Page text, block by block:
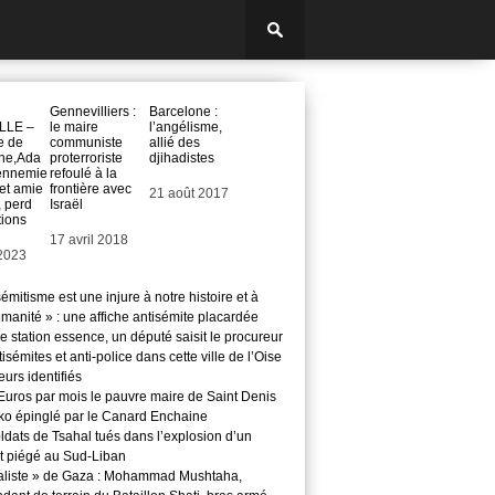
–
de
amie
perd
Gennevilliers :
le maire
communiste
proterroriste
refoulé à la
frontière avec
Israël
Date
17 avril 2018
Barcelone :
l’angélisme,
allié des
djihadistes
Date
21 août 2017
est une injure à notre histoire et à
» : une affiche antisémite placardée
station essence, un député saisit le procureur
et anti-police dans cette ville de l’Oise
identifiés
par mois le pauvre maire de Saint Denis
épinglé par le Canard Enchaine
de Tsahal tués dans l’explosion d’un
piégé au Sud-Liban
» de Gaza : Mohammad Mushtaha,